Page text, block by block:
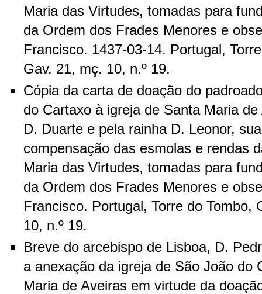
Maria das Virtudes, tomadas para
da Ordem dos Frades Menores e
Francisco. 1437-03-14. Portugal,
Gav. 21, mç. 10, n.º 19.
Cópia da carta de doação do
do Cartaxo à igreja de Santa Maria
D. Duarte e pela rainha D. Leonor,
compensação das esmolas e rendas
Maria das Virtudes, tomadas para
da Ordem dos Frades Menores e
Francisco. Portugal, Torre do Tombo,
10, n.º 19.
Breve do arcebispo de Lisboa, D.
a anexação da igreja de São João do
Maria de Aveiras em virtude da